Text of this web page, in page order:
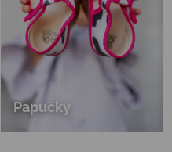
Papučky